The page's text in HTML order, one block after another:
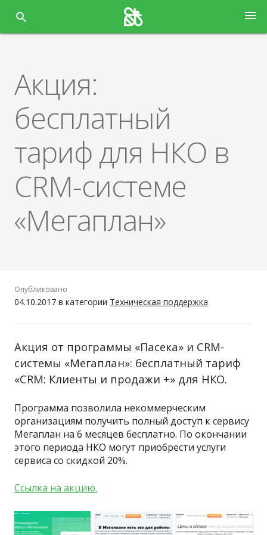
содержанию
menu
Акция:
бесплатный
тариф для НКО в
CRM-системе
«Мегаплан»
Опубликовано
04.10.2017 в категории Техническая поддержка
Акция от программы «Пасека» и CRM-
системы «Мегаплан»: бесплатный тариф
«CRM: Клиенты и продажи +» для НКО.
Программа позволила некоммерческим
организациям получить полный доступ к сервису
Мегаплан на 6 месяцев бесплатно. По окончании
этого периода НКО могут приобрести услуги
сервиса со скидкой 20%.
Ссылка на акцию.